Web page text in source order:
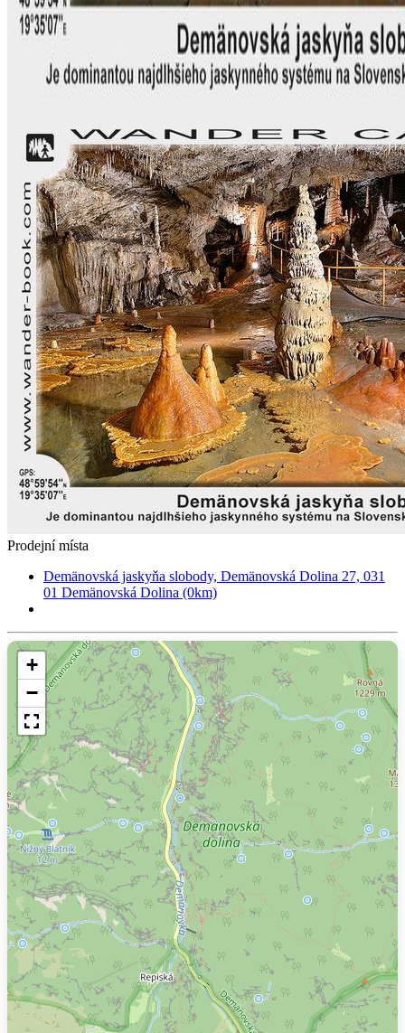
Prodejní místa
Demänovská jaskyňa slobody, Demänovská Dolina 27, 031
01 Demänovská Dolina (0km)
+
−